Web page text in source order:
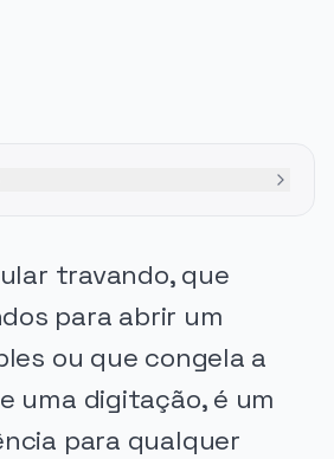
travando, que
para abrir um
ou que congela a
uma digitação, é um
para qualquer